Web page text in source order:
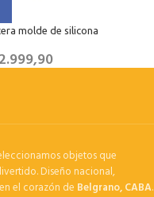
molde de silicona
objetos que
Diseño nacional,
el corazón de Belgrano, CABA.